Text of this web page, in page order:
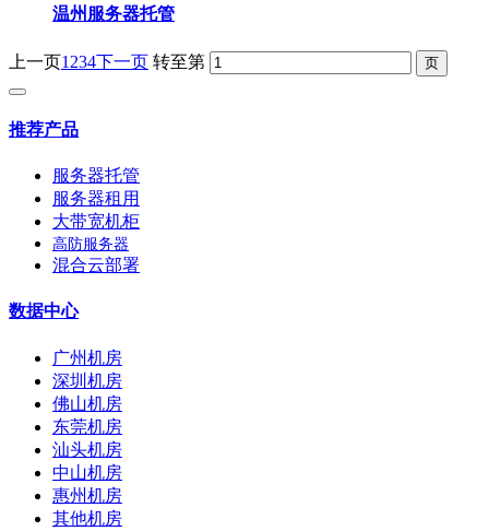
温州服务器托管
上一页1 234下一页 转至第
推荐产品
服务器托管
服务器租用
大带宽机柜
高防服务器
混合云部署
数据中心
广州机房
深圳机房
佛山机房
东莞机房
汕头机房
中山机房
惠州机房
其他机房